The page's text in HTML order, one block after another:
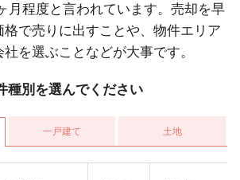
月程度と言われています。売却を早
で売りに出すことや、物件エリア
を選ぶことなどが大事です。
種別を選んでください
一戸建て 土地